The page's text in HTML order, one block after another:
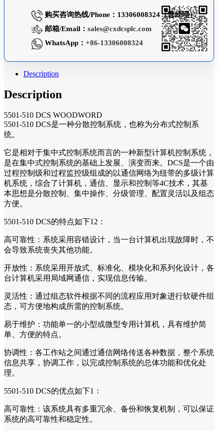
购买咨询热线/Phone：13306008324（曹经理）
邮箱/Email： sales@cxdcsplc.com
WhatsApp： +86-13306008324
Description
Description
5501-510 DCS WOODWORD
5501-510 DCS是一种分散控制系统，也称为分布式控制系
统。
它是相对于集中式控制系统而言的一种新型计算机控制系统，
是在集中式控制系统的基础上发展、演变而来。DCS是一个由
过程控制级和过程监控级组成的以通信网络为纽带的多级计算
机系统，综合了计算机，通信、显示和控制等4C技术，其基
本思想是分散控制、集中操作、分级管理、配置灵活以及组态
方便。
5501-510 DCS的特点如下12：
高可靠性：系统采用容错设计，当一台计算机出现故障时，不
会导致系统丧失其他功能。
开放性：系统采用开放式、标准化、模块化和系列化设计，各
台计算机采用局域网通信，实现信息传输。
灵活性：通过组态软件根据不同的流程应用对象进行软硬件组
态，可方便地构成所需的控制系统。
易于维护：功能单一的小型或微型专用计算机，具有维护简
单、方便的特点。
协调性：各工作站之间通过通信网络传送各种数据，整个系统
信息共享，协调工作，以完成控制系统的总体功能和优化处
理。
5501-510 DCS的优点如下1：
高可靠性：该系统具有多重冗余、备份和恢复机制，可以保证
系统的高可靠性和稳定性。